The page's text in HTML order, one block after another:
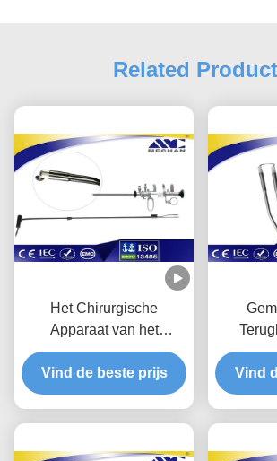
Related
Het Chirurgische
Apparaat van het
Dysuresiaplasma met het
Toverstokje van de
Plasmaablatie en
Vind de beste prijs Vind